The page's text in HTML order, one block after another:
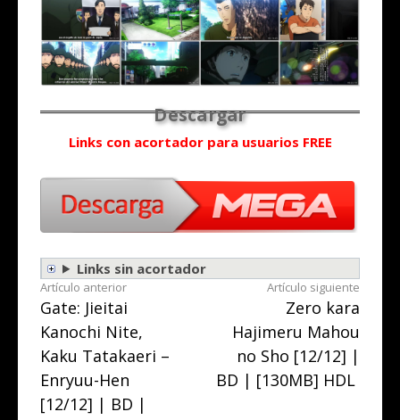
Links con acortador para usuarios FREE
Links sin acortador
Seguir
leyendo
Artículo anterior
Gate: Jieitai
Kanochi Nite,
Kaku Tatakaeri –
Enryuu-Hen
[12/12] | BD |
Artículo siguiente
Zero kara
Hajimeru Mahou
no Sho [12/12] |
BD | [130MB] HDL